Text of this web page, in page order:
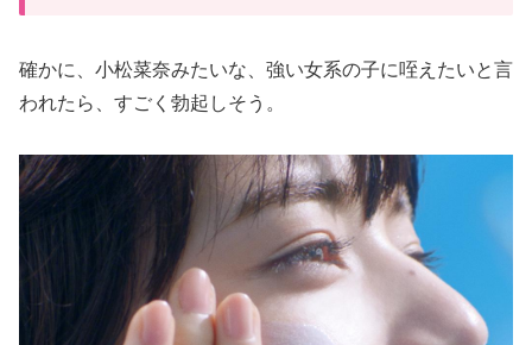
確かに、小松菜奈みたいな、強い女系の子に咥えたいと言
われたら、すごく勃起しそう。